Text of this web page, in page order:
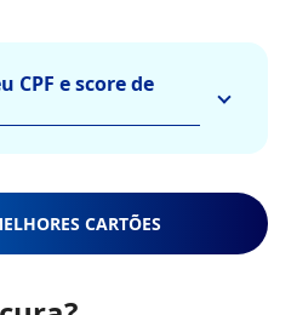
CPF e score de
CARTÕES